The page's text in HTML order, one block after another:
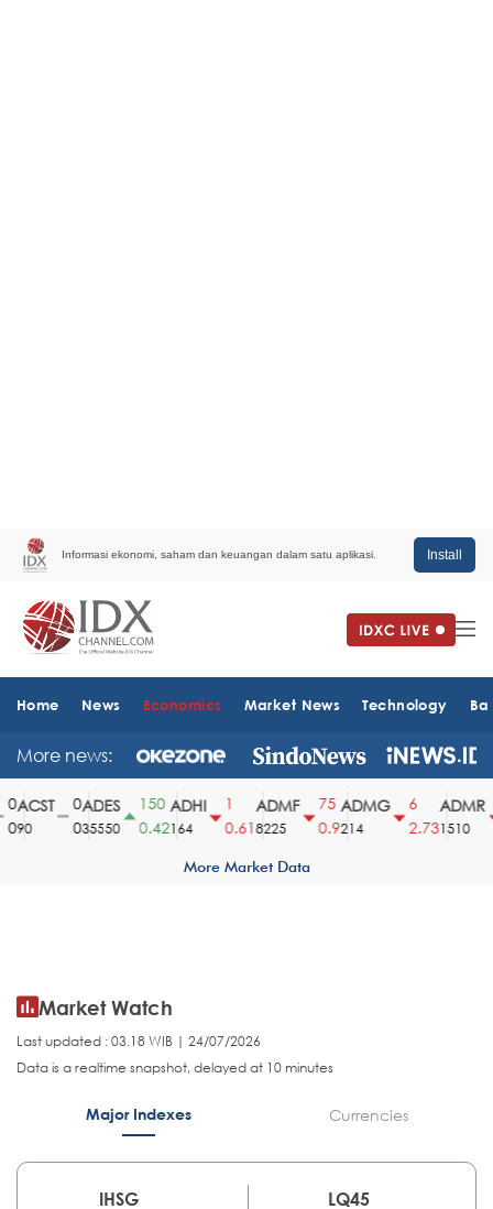
Informasi ekonomi, saham dan keuangan dalam satu aplikasi. Install
Home News Economics Market News Technology
More news:
ACST
90
ADES
35550
150
0.42
ADHI
164
0.61
ADMF
8225
75
0.9
ADMG
214
2.73
ADMR
1510
More Market Data
Market Watch
Last updated : 03.18 WIB | 24/07/2026
Data is a realtime snapshot, delayed at 10 minutes
Major Indexes Currencies
IHSG
LQ45